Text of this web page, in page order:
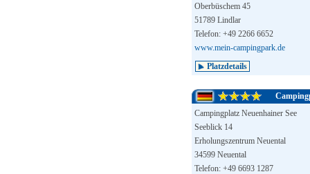
Oberbüschem 45
51789 Lindlar
Telefon: +49 2266 6652
www.mein-campingpark.de
Platzdetails
Campingplatz Neuenhainer See
Seeblick 14
Erholungszentrum Neuental
34599 Neuental
Telefon: +49 6693 1287